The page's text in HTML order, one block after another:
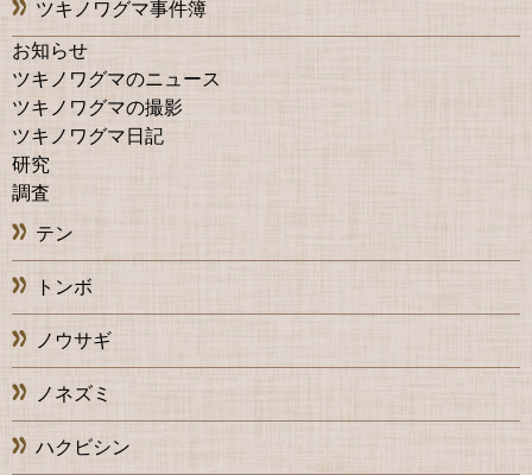
ツキノワグマ事件簿
お知らせ
ツキノワグマのニュース
ツキノワグマの撮影
ツキノワグマ日記
研究
調査
テン
トンボ
ノウサギ
ノネズミ
ハクビシン